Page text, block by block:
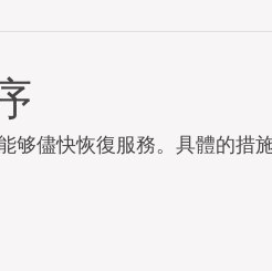
儘快恢復服務。具體的措